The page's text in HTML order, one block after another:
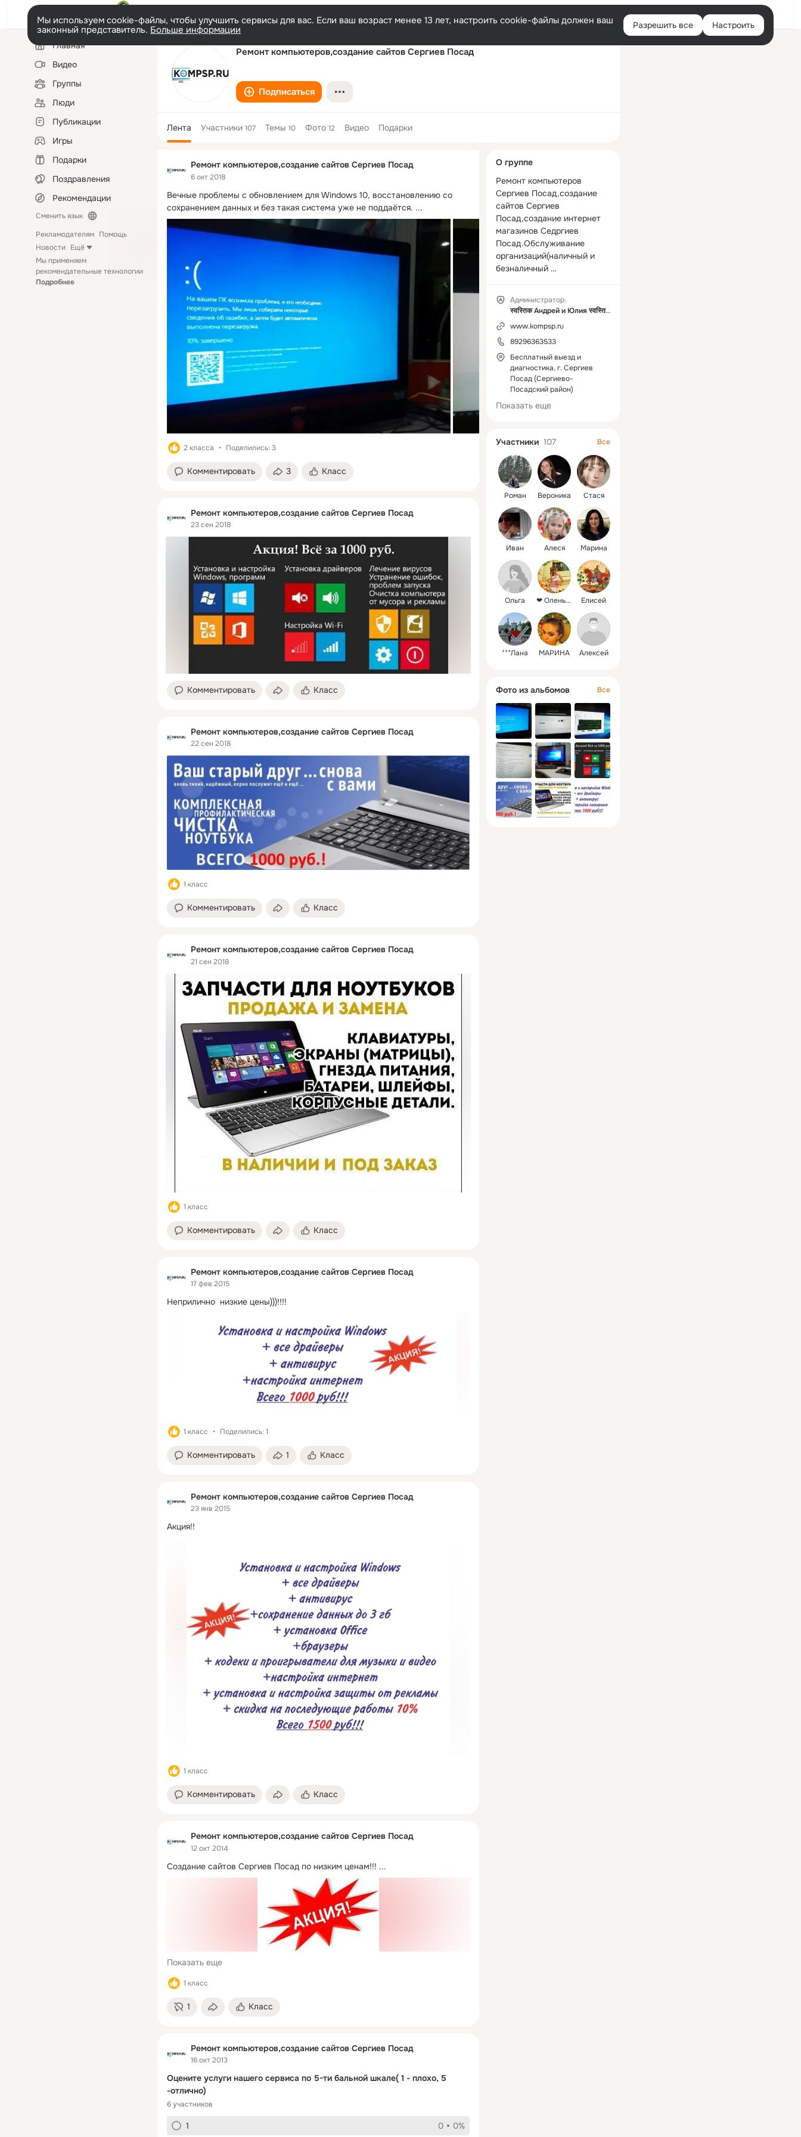
Войти
Мы используем cookie-файлы, чтобы улучшить сервисы для вас. Если ваш возраст менее 13 лет, настроить cookie-файлы должен ваш
законный представитель. Больше информации Разрешить все Настроить
Левая
колонкаГлавная
Видео
Группы
Люди
Публикации
Игры
Подарки
Поздравления
Рекомендации
Сменить язык
Рекламодателям Помощь
Новости Ещё
Мы применяем
рекомендательные технологии
Подробнее
Ремонт компьютеров,создание сайтов Сергиев Посад
Подписаться
Лента Участники 107 Темы 10 Фото 12 Видео Подарки
Ремонт компьютеров,создание сайтов Сергиев Посад
6 окт 2018
Вечные проблемы с обновлением для Windows 10, восстановлению со
сохранением данных и без такая система уже не поддаётся. ...
2 класса Поделились: 3
Комментировать 3 Класс
Ремонт компьютеров,создание сайтов Сергиев Посад
23 сен 2018
Комментировать Класс
Ремонт компьютеров,создание сайтов Сергиев Посад
22 сен 2018
1 класс
Комментировать Класс
Ремонт компьютеров,создание сайтов Сергиев Посад
21 сен 2018
1 класс
Комментировать Класс
Ремонт компьютеров,создание сайтов Сергиев Посад
17 фев 2015
Неприлично  низкие цены)))!!!!
1 класс Поделились: 1
Комментировать 1 Класс
Ремонт компьютеров,создание сайтов Сергиев Посад
23 янв 2015
Акция!!
1 класс
Комментировать Класс
Ремонт компьютеров,создание сайтов Сергиев Посад
12 окт 2014
Создание сайтов Сергиев Посад по низким ценам!!! ...
Показать еще
1 класс
1 Класс
Ремонт компьютеров,создание сайтов Сергиев Посад
16 окт 2013
Оцените услуги нашего сервиса по 5-ти бальной шкале( 1 - плохо, 5
-отлично)
6 участников
1 0 0%
колонка
О группе
Ремонт компьютеров
Сергиев Посад,создание
сайтов Сергиев
Посад,создание интернет
магазинов Седргиев
Посад.Обслуживание
организаций(наличный и
безналичный
Низкие цены в Сергиев
Посаде!!!. www.kompsp.ru с
9.00 до 21.00 Без выходных.
8-929-636-35-33 Андрей .
http://vk.com/club37583311
Администратор:
स्वस्तिक Андрей и Юлия स्वस्तिक
www.kompsp.ru
89296363533
Бесплатный выезд и
диагностика, г. Сергиев
Посад (Сергиево-
Посадский район)
Показать еще
Участники 107 Все
Роман Вероника Стася
Иван Алеся Марина
Ольга ❤ ОленьКа❤ Елисей
***Лана МАРИНА Алексей
Фото из альбомов Все